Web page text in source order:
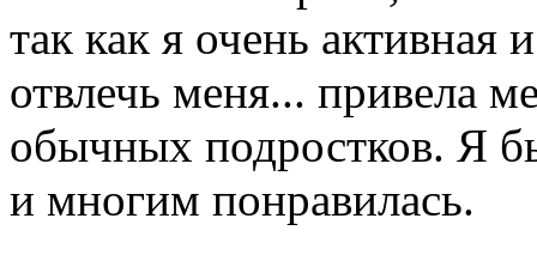
так как я очень
отвлечь меня... привела
обычных подростков. Я
и многим понравилась.